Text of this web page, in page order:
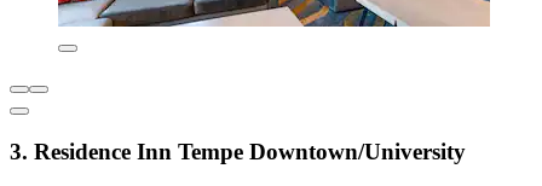
3. Residence Inn Tempe Downtown/University